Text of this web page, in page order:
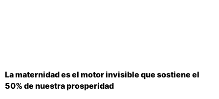
La maternidad es el motor invisible que sostiene el
50% de nuestra prosperidad